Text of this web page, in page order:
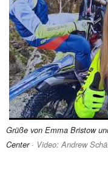
Grüße von Emma Bristow
Center · Video: Andrew